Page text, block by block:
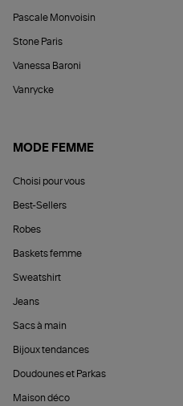
Pascale Monvoisin
Stone Paris
Vanessa Baroni
Vanrycke
MODE FEMME
Choisi pour vous
Best-Sellers
Robes
Baskets femme
Sweatshirt
Jeans
Sacs à main
Bijoux tendances
Doudounes et Parkas
Maison déco